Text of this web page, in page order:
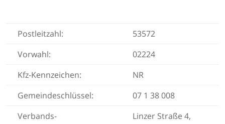
Postleitzahl:
53572
Vorwahl:
02224
Kfz-Kennzeichen:
NR
Gemeindeschlüssel:
07 1 38 008
Verbands-
Linzer Straße 4,